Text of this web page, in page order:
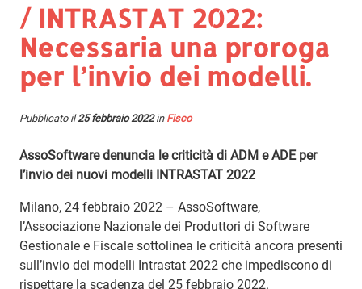
/ INTRASTAT 2022:
Necessaria una proroga
per l’invio dei modelli.
Pubblicato il25 febbraio 2022in Fisco
AssoSoftware denuncia le criticità di ADM e ADE per
l’invio dei nuovi modelli INTRASTAT 2022
Milano, 24 febbraio 2022 – AssoSoftware,
l’Associazione Nazionale dei Produttori di Software
Gestionale e Fiscale sottolinea le criticità ancora presenti
sull’invio dei modelli Intrastat 2022 che impediscono di
rispettare la scadenza del 25 febbraio 2022.